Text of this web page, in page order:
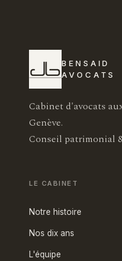
BENSAID
AVOCATS
Cabinet d'avocats
Genève.
Conseil patrimonial
LE CABINET
Notre histoire
Nos dix ans
L'équipe